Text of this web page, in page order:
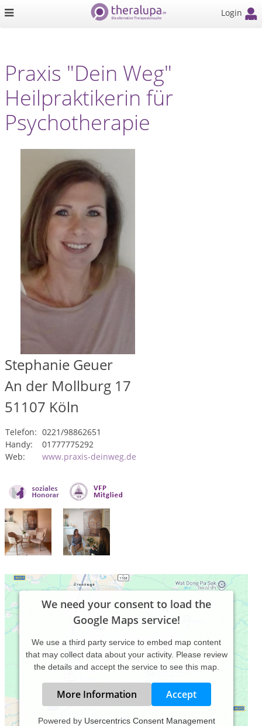
Login
Praxis "Dein Weg"
Heilpraktikerin für
Psychotherapie
Stephanie Geuer
An der Mollburg 17
51107 Köln
Telefon: 0221/98862651
Handy:
01777775292
Web:
www.praxis-deinweg.de
We need your consent to load the
Google Maps service!
We use a third party service to embed map content
that may collect data about your activity. Please review
the details and accept the service to see this map.
More Information Accept
Powered by Usercentrics Consent Management